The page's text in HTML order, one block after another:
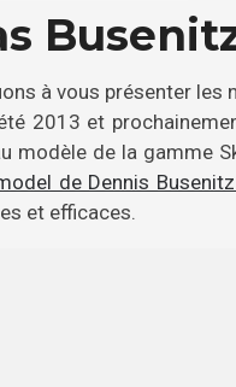
à vous présenter les
2013 et
modèle de la gamme
de Dennis Busenitz
et efficaces.